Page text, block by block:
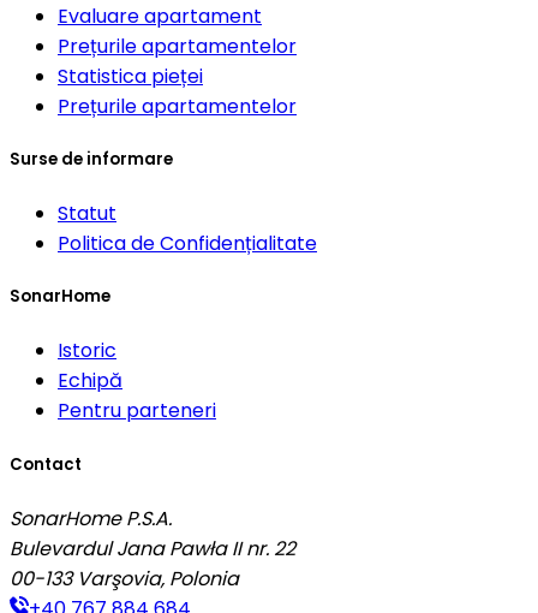
Evaluare apartament
Prețurile apartamentelor
Statistica pieței
Prețurile apartamentelor
Surse de informare
Statut
Politica de Confidențialitate
SonarHome
Istoric
Echipă
Pentru parteneri
Contact
SonarHome P.S.A.
Bulevardul Jana Pawła II nr. 22
00-133 Varşovia, Polonia